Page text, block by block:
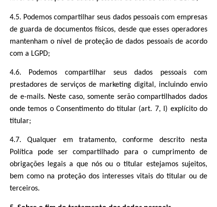
4.5. Podemos compartilhar seus dados pessoais com empresas
de guarda de documentos físicos, desde que esses operadores
mantenham o nível de proteção de dados pessoais de acordo
com a LGPD;
4.6. Podemos compartilhar seus dados pessoais com
prestadores de serviços de marketing digital, incluindo envio
de e-mails. Neste caso, somente serão compartilhados dados
onde temos o Consentimento do titular (art. 7, I) explícito do
titular;
4.7. Qualquer em tratamento, conforme descrito nesta
Política pode ser compartilhado para o cumprimento de
obrigações legais a que nós ou o titular estejamos sujeitos,
bem como na proteção dos interesses vitais do titular ou de
terceiros.